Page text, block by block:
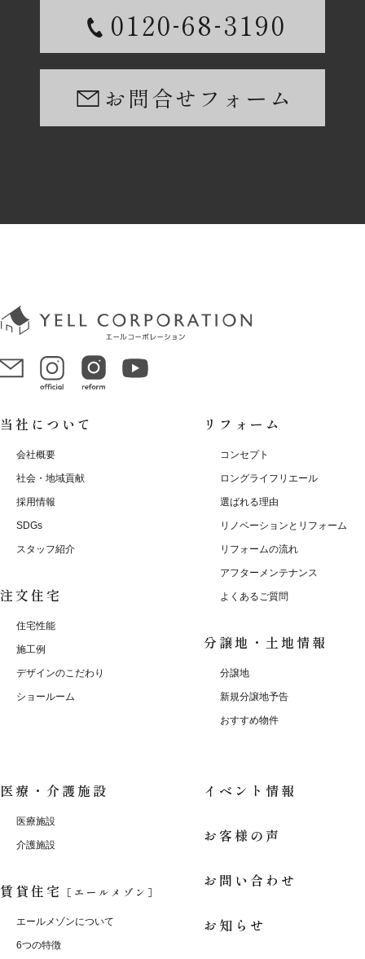
0120-68-3190
お問合せフォーム
当社について
会社概要
社会・地域貢献
採用情報
SDGs
スタッフ紹介
注文住宅
住宅性能
施工例
デザインのこだわり
ショールーム
リフォーム
コンセプト
ロングライフリエール
選ばれる理由
リノベーションとリフォーム
リフォームの流れ
アフターメンテナンス
よくあるご質問
分譲地・土地情報
分譲地
新規分譲地予告
おすすめ物件
医療・介護施設
医療施設
介護施設
賃貸住宅 ［エールメゾン］
エールメゾンについて
6つの特徴
イベント情報
お客様の声
お問い合わせ
お知らせ